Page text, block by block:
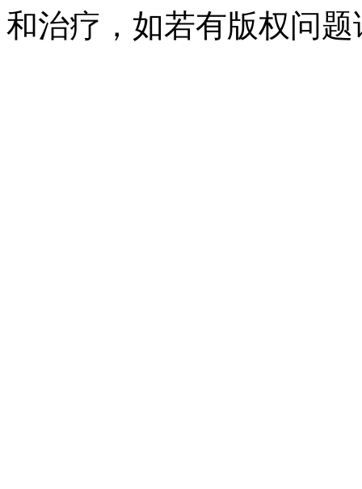
和治疗，如若有版权问